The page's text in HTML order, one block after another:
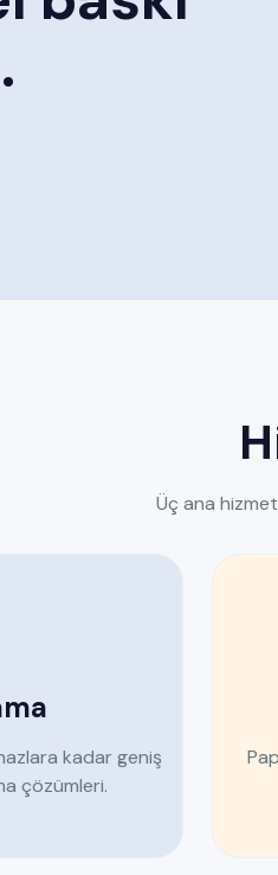
Üç ana hizmet
kadar geniş
çözümleri.